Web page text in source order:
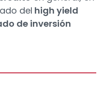
del high yield
de inversión